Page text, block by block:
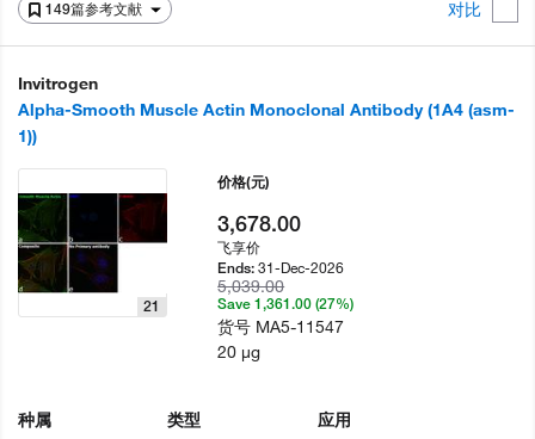
149篇参考文献 对比
Invitrogen
Alpha-Smooth Muscle Actin Monoclonal Antibody (1A4 (asm-
1))
21
种属
类型
应用
价格(元)
3,678.00
飞享价
Ends:31-Dec-2026
5,039.00
Save 1,361.00 (27%)
货号 MA5-11547
20 µg